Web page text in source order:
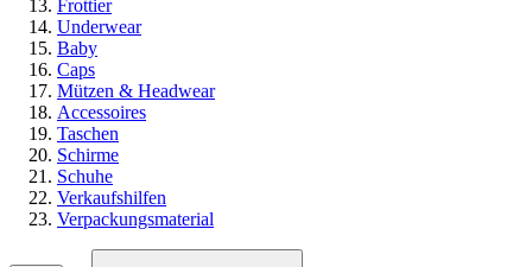
Frottier
Underwear
Baby
Caps
Mützen & Headwear
Accessoires
Taschen
Schirme
Schuhe
Verkaufshilfen
Verpackungsmaterial